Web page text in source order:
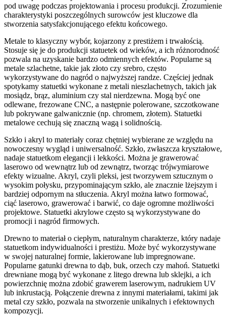
pod uwagę podczas projektowania i procesu produkcji. Zrozumienie
charakterystyki poszczególnych surowców jest kluczowe dla
stworzenia satysfakcjonującego efektu końcowego.
Metale to klasyczny wybór, kojarzony z prestiżem i trwałością.
Stosuje się je do produkcji statuetek od wieków, a ich różnorodność
pozwala na uzyskanie bardzo odmiennych efektów. Popularne są
metale szlachetne, takie jak złoto czy srebro, często
wykorzystywane do nagród o najwyższej randze. Częściej jednak
spotykamy statuetki wykonane z metali nieszlachetnych, takich jak
mosiądz, brąz, aluminium czy stal nierdzewna. Mogą być one
odlewane, frezowane CNC, a następnie polerowane, szczotkowane
lub pokrywane galwanicznie (np. chromem, złotem). Statuetki
metalowe cechują się znaczną wagą i solidnością.
Szkło i akryl to materiały coraz chętniej wybierane ze względu na
nowoczesny wygląd i uniwersalność. Szkło, zwłaszcza kryształowe,
nadaje statuetkom elegancji i lekkości. Można je grawerować
laserowo od wewnątrz lub od zewnątrz, tworząc trójwymiarowe
efekty wizualne. Akryl, czyli pleksi, jest tworzywem sztucznym o
wysokim połysku, przypominającym szkło, ale znacznie lżejszym i
bardziej odpornym na stłuczenia. Akryl można łatwo formować,
ciąć laserowo, grawerować i barwić, co daje ogromne możliwości
projektowe. Statuetki akrylowe często są wykorzystywane do
promocji i nagród firmowych.
Drewno to materiał o ciepłym, naturalnym charakterze, który nadaje
statuetkom indywidualności i prestiżu. Może być wykorzystywane
w swojej naturalnej formie, lakierowane lub impregnowane.
Popularne gatunki drewna to dąb, buk, orzech czy mahoń. Statuetki
drewniane mogą być wykonane z litego drewna lub sklejki, a ich
powierzchnię można zdobić grawerem laserowym, nadrukiem UV
lub inkrustacją. Połączenie drewna z innymi materiałami, takimi jak
metal czy szkło, pozwala na stworzenie unikalnych i efektownych
kompozycji.